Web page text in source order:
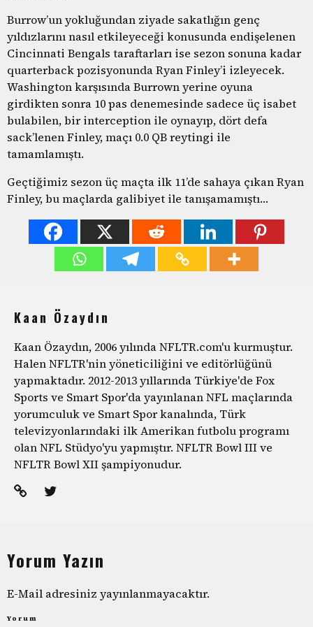
Burrow’un yokluğundan ziyade sakatlığın genç
yıldızlarını nasıl etkileyeceği konusunda endişelenen
Cincinnati Bengals taraftarları ise sezon sonuna kadar
quarterback pozisyonunda Ryan Finley’i izleyecek.
Washington karşısında Burrown yerine oyuna
girdikten sonra 10 pas denemesinde sadece üç isabet
bulabilen, bir interception ile oynayıp, dört defa
sack’lenen Finley, maçı 0.0 QB reytingi ile
tamamlamıştı.
Geçtiğimiz sezon üç maçta ilk 11’de sahaya çıkan Ryan
Finley, bu maçlarda galibiyet ile tanışamamıştı…
Kaan Özaydın
Kaan Özaydın, 2006 yılında NFLTR.com'u kurmuştur.
Halen NFLTR'nin yöneticiliğini ve editörlüğünü
yapmaktadır. 2012-2013 yıllarında Türkiye'de Fox
Sports ve Smart Spor'da yayınlanan NFL maçlarında
yorumculuk ve Smart Spor kanalında, Türk
televizyonlarındaki ilk Amerikan futbolu programı
olan NFL Stüdyo'yu yapmıştır. NFLTR Bowl III ve
NFLTR Bowl XII şampiyonudur.
Yorum Yazın
E-Mail adresiniz yayınlanmayacaktır.
Yorum